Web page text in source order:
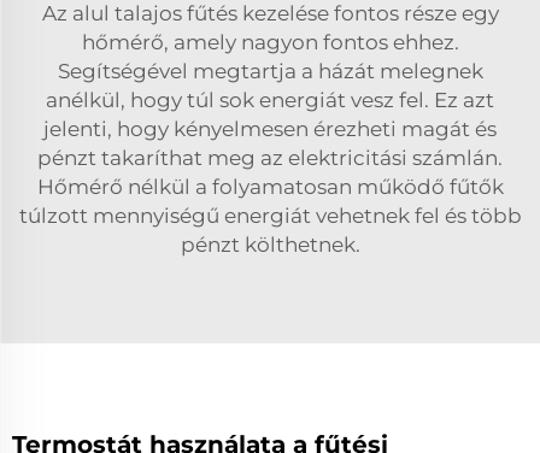
Az alul talajos fűtés kezelése fontos része egy
hőmérő, amely nagyon fontos ehhez.
Segítségével megtartja a házát melegnek
anélkül, hogy túl sok energiát vesz fel. Ez azt
jelenti, hogy kényelmesen érezheti magát és
pénzt takaríthat meg az elektricitási számlán.
Hőmérő nélkül a folyamatosan működő fűtők
túlzott mennyiségű energiát vehetnek fel és több
pénzt költhetnek.
Termostát használata a fűtési